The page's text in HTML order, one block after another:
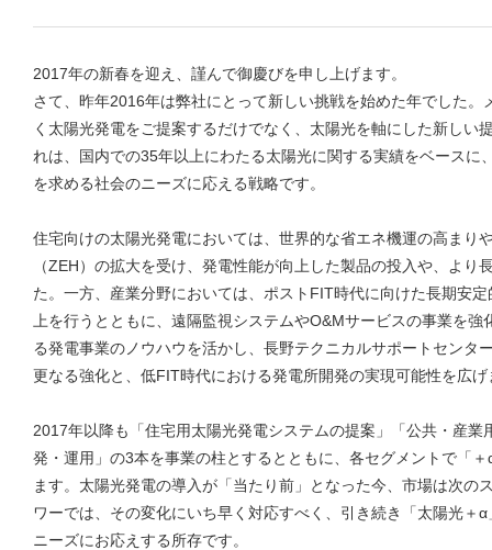
2017年の新春を迎え、謹んで御慶びを申し上げます。
さて、昨年2016年は弊社にとって新しい挑戦を始めた年でした
く太陽光発電をご提案するだけでなく、太陽光を軸にした新しい
れは、国内での35年以上にわたる太陽光に関する実績をベースに
を求める社会のニーズに応える戦略です。
住宅向けの太陽光発電においては、世界的な省エネ機運の高まり
（ZEH）の拡大を受け、発電性能が向上した製品の投入や、より
た。一方、産業分野においては、ポストFIT時代に向けた長期安
上を行うとともに、遠隔監視システムやO&Mサービスの事業を
る発電事業のノウハウを活かし、長野テクニカルサポートセンタ
更なる強化と、低FIT時代における発電所開発の実現可能性を広げ
2017年以降も「住宅用太陽光発電システムの提案」「公共・産業
発・運用」の3本を事業の柱とするとともに、各セグメントで「
ます。太陽光発電の導入が「当たり前」となった今、市場は次の
ワーでは、その変化にいち早く対応すべく、引き続き「太陽光＋
ニーズにお応えする所存です。